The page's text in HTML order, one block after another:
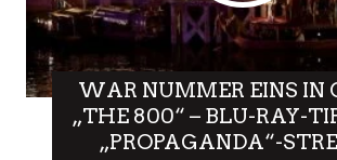
WAR NUMMER EINS IN
„THE 800“ – BLU-RAY-
„PROPAGANDA“-